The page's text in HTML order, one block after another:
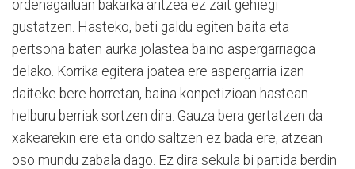
ordenagailuan bakarka aritzea ez zait gehiegi
gustatzen. Hasteko, beti galdu egiten baita eta
pertsona baten aurka jolastea baino aspergarriagoa
delako. Korrika egitera joatea ere aspergarria izan
daiteke bere horretan, baina konpetizioan hastean
helburu berriak sortzen dira. Gauza bera gertatzen da
xakearekin ere eta ondo saltzen ez bada ere, atzean
oso mundu zabala dago. Ez dira sekula bi partida berdin